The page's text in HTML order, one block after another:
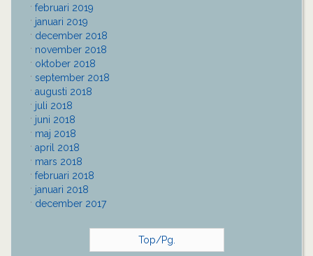
februari 2019
januari 2019
december 2018
november 2018
oktober 2018
september 2018
augusti 2018
juli 2018
juni 2018
maj 2018
april 2018
mars 2018
februari 2018
januari 2018
december 2017
Top/Pg.